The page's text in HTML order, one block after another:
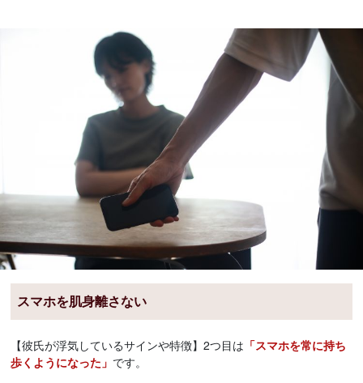
スマホを肌身離さない
【彼氏が浮気しているサインや特徴】2つ目は 「スマホを常に持ち
歩くようになった」 です。